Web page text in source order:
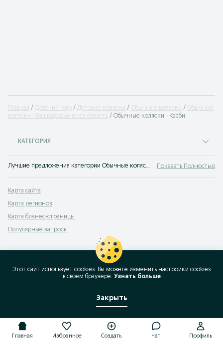
Главная Детский мир Детские коляски Обычные коляски
Обычные
коляски - Кашкадарьинская область
Обычные коляски - Касби
КАТЕГОРИЯ
Лучшие предложения категории Обычные коляски Касби. Большой выбор товаров и услуг по выгодным ценам на OLX! Множество предложений на OLX.uz! Показать Полностью
Карта сайта
Карта регионов
Карта бизнес-страницы
Популярные запросы
Главная Избранное Создать Чат Профиль
Этот сайт использует cookies. Вы можете изменить настройки cookies
в своeм браузере. Узнать больше
Закрыть